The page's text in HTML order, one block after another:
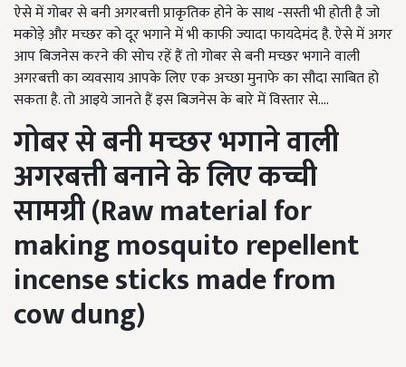
ऐसे में गोबर से बनी अगरबत्ती प्राकृतिक होने के साथ -सस्ती भी होती है जो
मकोड़े और मच्छर को दूर भगाने में भी काफी ज्यादा फायदेमंद है. ऐसे में अगर
आप बिजनेस करने की सोच रहें हैं तो गोबर से बनी मच्छर भगाने वाली
अगरबत्ती का व्यवसाय आपके लिए एक अच्छा मुनाफे का सौदा साबित हो
सकता है. तो आइये जानते हैं इस बिजनेस के बारे में विस्तार से....
गोबर से बनी मच्छर भगाने वाली
अगरबत्ती बनाने के लिए कच्ची
सामग्री (Raw material for
making mosquito repellent
incense sticks made from
cow dung)